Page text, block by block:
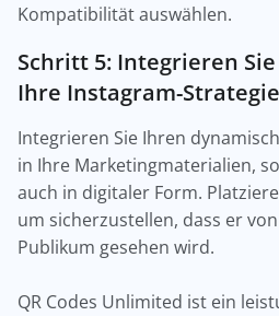
Kompatibilität auswählen.
Schritt 5: Integrieren
Ihre Instagram-Strategie
Integrieren Sie Ihren
in Ihre Marketingmaterialien,
auch in digitaler Form.
um sicherzustellen, dass er
Publikum gesehen wird.
QR Codes Unlimited ist ein